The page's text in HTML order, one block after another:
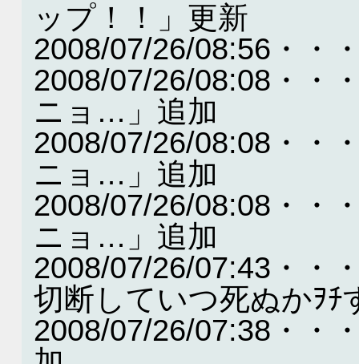
ップ！！」更新
2008/07/26/08:56・・
2008/07/26/08:08・・
ニョ…」追加
2008/07/26/08:08・・
ニョ…」追加
2008/07/26/08:08・・
ニョ…」追加
2008/07/26/07:43・・
切断していつ死ぬかｦﾁ
2008/07/26/07:38・・